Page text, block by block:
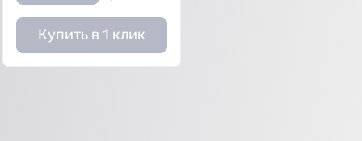
Купить в 1 клик